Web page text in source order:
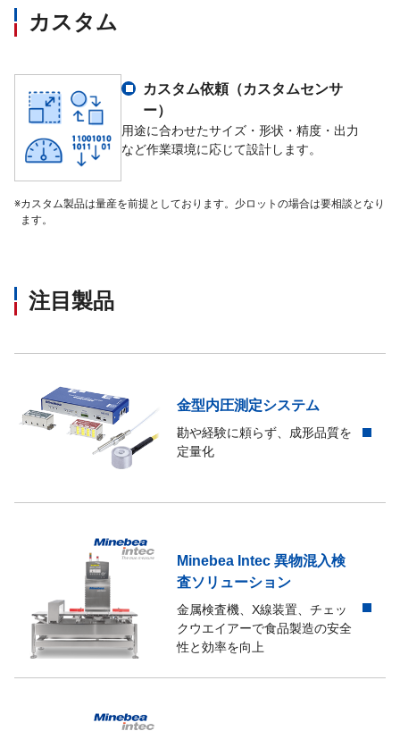
カスタム
カスタム依頼（カスタムセンサ
ー）
用途に合わせたサイズ・形状・精度・出力
など作業環境に応じて設計します。
※カスタム製品は量産を前提としております。少ロットの場合は要相談となり
ます。
注目製品
金型内圧測定システム
勘や経験に頼らず、成形品質を
定量化
Minebea Intec 異物混入検
査ソリューション
金属検査機、X線装置、チェッ
クウエイアーで食品製造の安全
性と効率を向上